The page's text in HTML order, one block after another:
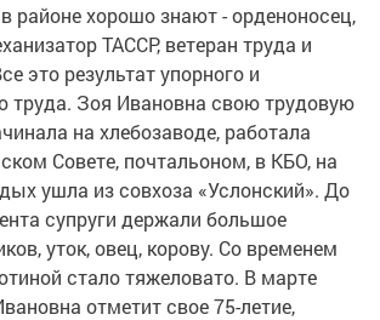
районе хорошо знают - орденоносец,
ТАССР, ветеран труда и
это результат упорного и
труда. Зоя Ивановна свою трудовую
на хлебозаводе, работала
Совете, почтальоном, в КБО, на
ушла из совхоза «Услонский». До
супруги держали большое
уток, овец, корову. Со временем
стало тяжеловато. В марте
отметит свое 75-летие,